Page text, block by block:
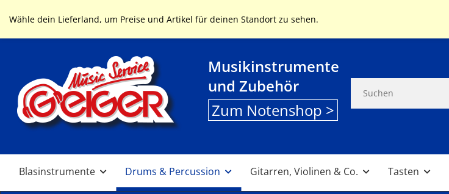
Wähle dein Lieferland, um Preise und Artikel für deinen Standort zu sehen.
Service & Hilfe
Musikinstrumente
und Zubehör
Zum Notenshop >
Blasinstrumente Drums & Percussion Gitarren, Violinen & Co. Tasten